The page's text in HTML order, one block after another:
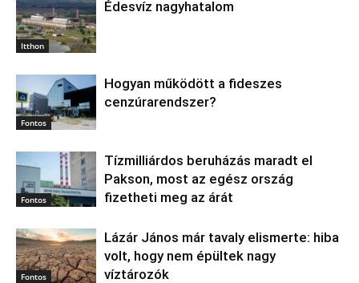
Itthon
Édesvíz nagyhatalom
Fontos
Hogyan működött a fideszes
cenzúrarendszer?
Fontos
Tízmilliárdos beruházás maradt el
Pakson, most az egész ország
fizetheti meg az árát
Fontos
Lázár János már tavaly elismerte: hiba
volt, hogy nem épültek nagy
víztározók